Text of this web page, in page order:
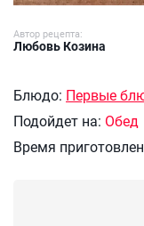
Автор рецепта:
Любовь Козина
Блюдо: Первые
Подойдет на: Обед
Время